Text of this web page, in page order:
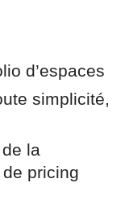
d’espaces
simplicité,
la
pricing